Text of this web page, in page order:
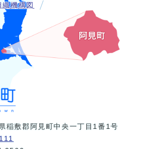
機構図
稲敷郡阿見町中央一丁目1番1号